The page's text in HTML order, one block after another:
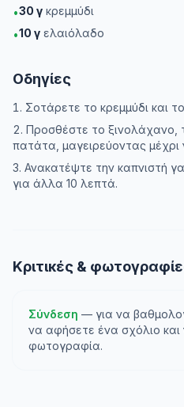
•30 γ κρεμμύδι
•10 γ ελαιόλαδο
Οδηγίες
Σοτάρετε το κρεμμύδι και
Προσθέστε το ξινολάχανο,
πατάτα, μαγειρεύοντας
Ανακατέψτε την καπνιστή
για άλλα 10 λεπτά.
Κριτικές &
Σύνδεση — για να
να αφήσετε ένα σχόλιο
φωτογραφία.